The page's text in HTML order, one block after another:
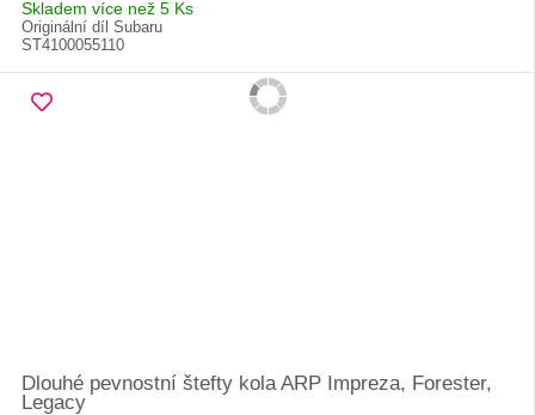
Skladem více než 5 Ks
Originální díl Subaru
ST4100055110
Dlouhé pevnostní štefty kola ARP Impreza, Forester,
Legacy